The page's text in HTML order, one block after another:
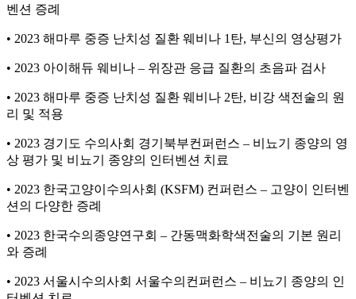
벤션 증례
• 2023 해마루 중증 난치성 질환 웨비나 1탄, 부신의 영상평가
• 2023 아이해듀 웨비나 – 위장관 응급 질환의 초음파 검사
• 2023 해마루 중증 난치성 질환 웨비나 2탄, 비강 색전술의 원
리 및 적용
• 2023 경기도 수의사회 경기북부컨퍼런스 – 비뇨기 종양의 영
상 평가 및 비뇨기 종양의 인터벤션 치료
• 2023 한국고양이수의사회 (KSFM) 컨퍼런스 – 고양이 인터벤
션의 다양한 증례
• 2023 한국수의종양연구회 – 간동맥화학색전술의 기본 원리
와 증례
• 2023 서울시수의사회 서울수의컨퍼런스 – 비뇨기 종양의 인